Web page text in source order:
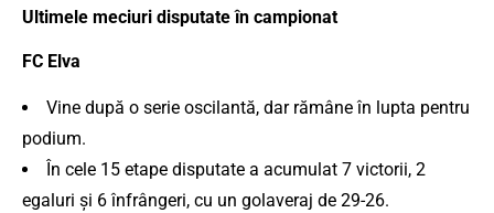
Ultimele meciuri disputate în campionat
FC Elva
Vine după o serie oscilantă, dar rămâne în lupta pentru
podium.
În cele 15 etape disputate a acumulat 7 victorii, 2
egaluri și 6 înfrângeri, cu un golaveraj de 29-26.